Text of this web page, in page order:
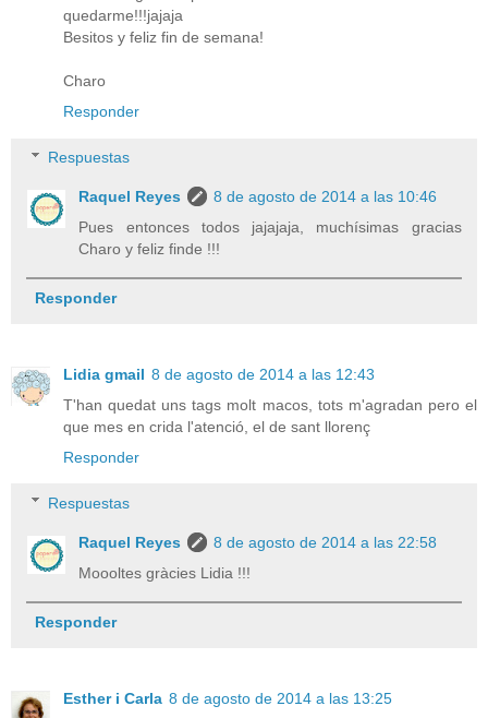
quedarme!!!jajaja
Besitos y feliz fin de semana!
Charo
Responder
Respuestas
Raquel Reyes
8 de agosto de 2014 a las 10:46
Pues entonces todos jajajaja, muchísimas gracias
Charo y feliz finde !!!
Responder
Lidia gmail 8 de agosto de 2014 a las 12:43
T'han quedat uns tags molt macos, tots m'agradan pero el
que mes en crida l'atenció, el de sant llorenç
Responder
Respuestas
Raquel Reyes
8 de agosto de 2014 a las 22:58
Moooltes gràcies Lidia !!!
Responder
Esther i Carla 8 de agosto de 2014 a las 13:25